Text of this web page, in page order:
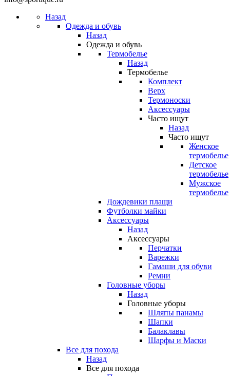
Назад
Одежда и обувь
Назад
Одежда и обувь
Термобелье
Назад
Термобелье
Комплект
Верх
Термоноски
Аксессуары
Часто ищут
Назад
Часто ищут
Женское
термобелье
Детское
термобелье
Мужское
термобелье
Дождевики плащи
Футболки майки
Аксессуары
Назад
Аксессуары
Перчатки
Варежки
Гамаши для обуви
Ремни
Головные уборы
Назад
Головные уборы
Шляпы панамы
Шапки
Балаклавы
Шарфы и Маски
Все для похода
Назад
Все для похода